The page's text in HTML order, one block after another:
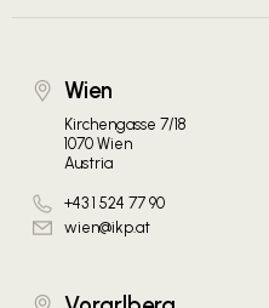
Wien
Kirchengasse 7/18
1070 Wien
Austria
+43 1 524 77 90
wien@ikp.at